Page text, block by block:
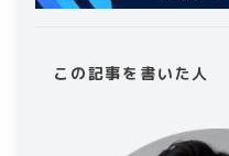
この記事を書いた人